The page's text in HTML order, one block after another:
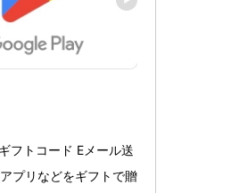
フトコード Eメール送
プリなどをギフトで贈